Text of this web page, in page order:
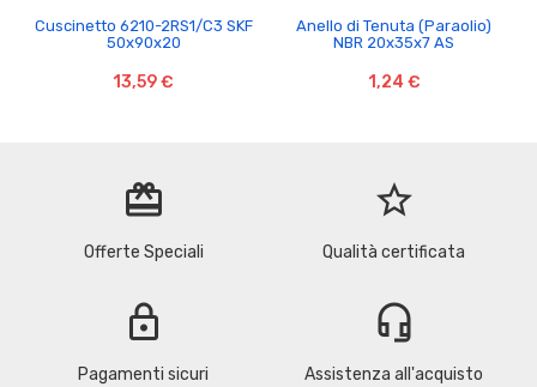
Cuscinetto 6210-2RS1/C3 SKF
50x90x20
13,59 €
Anello di Tenuta (Paraolio)
NBR 20x35x7 AS
1,24 €
redeem
Offerte Speciali
star_border
Qualità certificata
lock
Pagamenti sicuri
headset_mic
Assistenza all'acquisto